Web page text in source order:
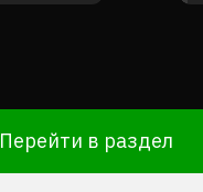
Перейти в раздел